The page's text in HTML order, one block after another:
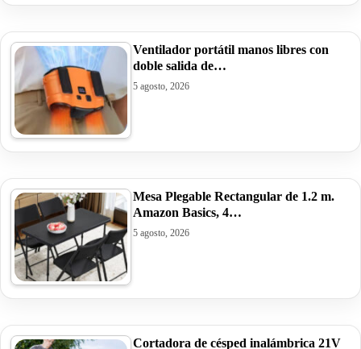
Ventilador portátil manos libres con
doble salida de…
5 agosto, 2026
Mesa Plegable Rectangular de 1.2 m.
Amazon Basics, 4…
5 agosto, 2026
Cortadora de césped inalámbrica 21V